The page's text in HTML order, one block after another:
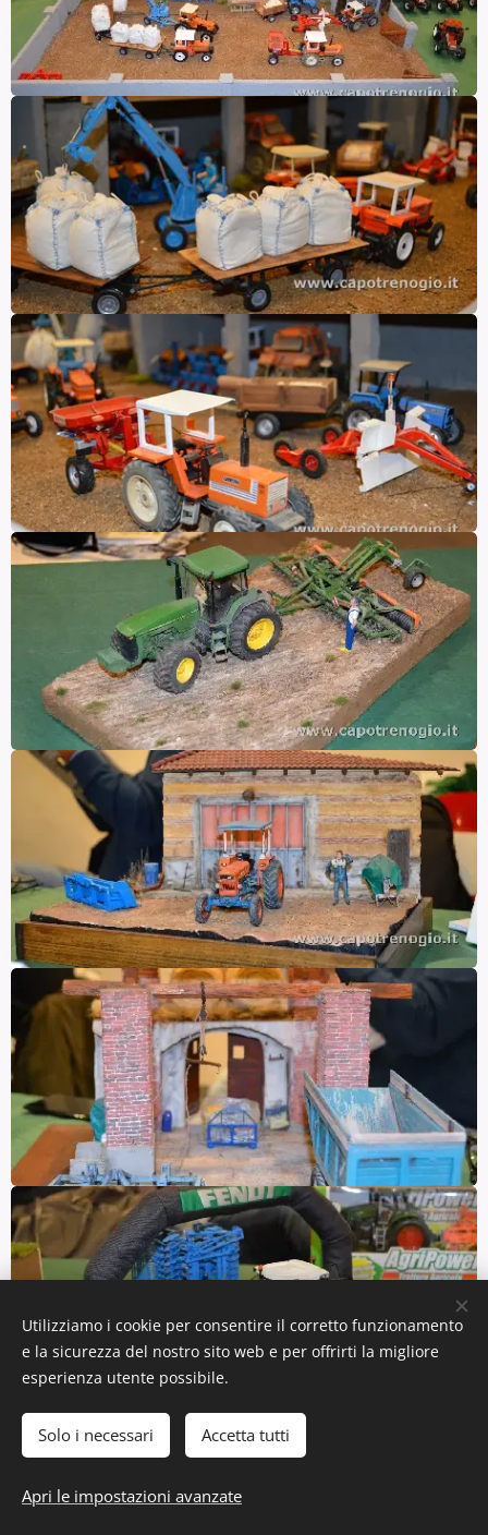
Utilizziamo i cookie per consentire il corretto funzionamento
e la sicurezza del nostro sito web e per offrirti la migliore
esperienza utente possibile.
Solo i necessari Accetta tutti
Apri le impostazioni avanzate